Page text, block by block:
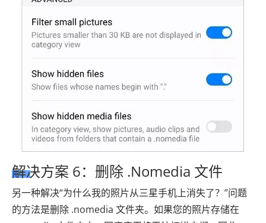
解决方案 6：删除 .Nomedia 文件
另一种解决“为什么我的照片从三星手机上消失了？”问题
的方法是删除 .nomedia 文件夹。如果您的照片存储在